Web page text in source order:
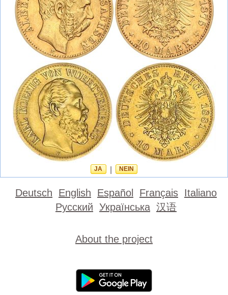
JA NEIN
Deutsch English Español Français Italiano
Русский Українська 汉语
About the project